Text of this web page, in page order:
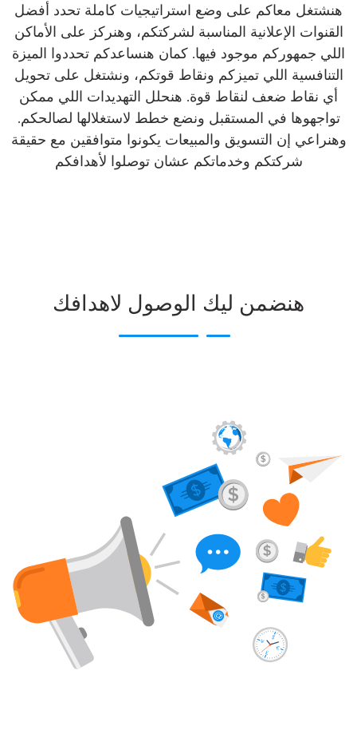
هنشتغل معاكم على وضع استراتيجيات كاملة تحدد أفضل
القنوات الإعلانية المناسبة لشركتكم، وهنركز على الأماكن
اللي جمهوركم موجود فيها. كمان هنساعدكم تحددوا الميزة
التنافسية اللي تميزكم ونقاط قوتكم، ونشتغل على تحويل
أي نقاط ضعف لنقاط قوة. هنحلل التهديدات اللي ممكن
تواجهوها في المستقبل ونضع خطط لاستغلالها لصالحكم.
وهنراعي إن التسويق والمبيعات يكونوا متوافقين مع حقيقة
شركتكم وخدماتكم عشان توصلوا لأهدافكم
هنضمن ليك الوصول لاهدافك